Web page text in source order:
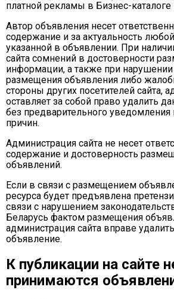
платной рекламы в Бизнес-каталоге
Автор объявления несет
содержание и за актуальность
указанной в объявлении. При
сайта сомнений в достоверности
информации, а также при
размещения объявления либо
стороны других посетителей сайта,
оставляет за собой право удалить
без предварительного уведомления
причин.
Администрация сайта не несет
содержание и достоверность
объявлений.
Если в связи с размещением
ресурса будет предъявлена
связи с нарушением
Беларусь фактом размещения
администрация сайта вправе
объявление.
К публикации на сайте
принимаются